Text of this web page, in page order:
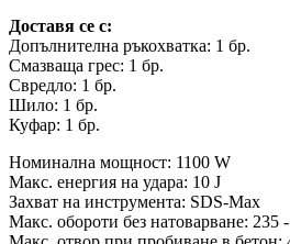
Доставя се с:
Допълнителна ръкохватка: 1 бр.
Смазваща грес: 1 бр.
Свредло: 1 бр.
Шило: 1 бр.
Куфар: 1 бр.
Номинална мощност: 1100 W
Макс. енергия на удара: 10 J
Захват на инструмента: SDS-Max
Макс. обороти без натоварване: 235